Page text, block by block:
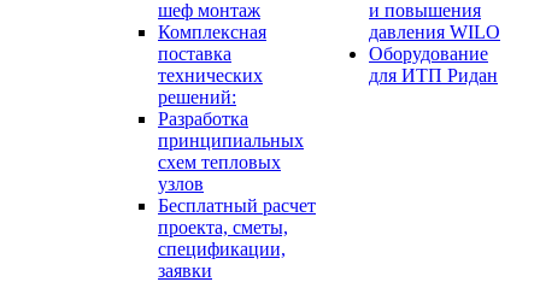
шеф монтаж
Комплексная
поставка
технических
решений:
Разработка
принципиальных
схем тепловых
узлов
Бесплатный расчет
проекта, сметы,
спецификации,
заявки
и повышения
давления WILO
Оборудование
для ИТП Ридан